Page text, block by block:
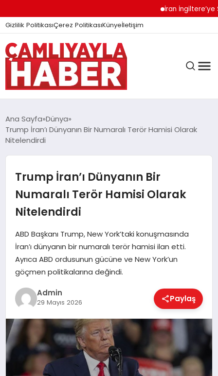
İran İngiltere’ye Sert
Gizlilik PolitikasıÇerez PolitikasıKünyeİletişim
GÜNDEM
DÜNYA
EĞITIM
EKONOMI
MAGAZIN
SAĞLIK
SPOR
Ana Sayfa Dünya
Trump İran’ı Dünyanın Bir Numaralı Terör Hamisi Olarak
Nitelendirdi
Trump İran’ı Dünyanın Bir
Numaralı Terör Hamisi Olarak
Nitelendirdi
ABD Başkanı Trump, New York’taki konuşmasında
İran’ı dünyanın bir numaralı terör hamisi ilan etti.
Ayrıca ABD ordusunun gücüne ve New York’un
göçmen politikalarına değindi.
Admin
29 Mayıs 2026 Paylaş